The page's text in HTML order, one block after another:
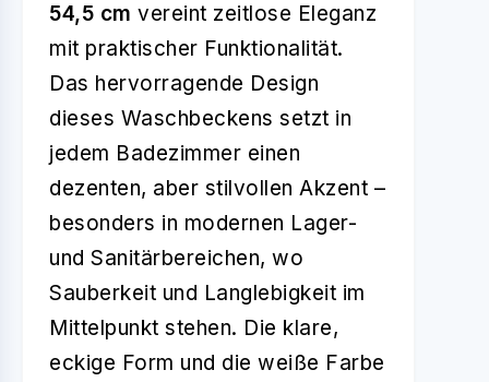
54,5 cm vereint zeitlose Eleganz
mit praktischer Funktionalität.
Das hervorragende Design
dieses Waschbeckens setzt in
jedem Badezimmer einen
dezenten, aber stilvollen Akzent –
besonders in modernen Lager-
und Sanitärbereichen, wo
Sauberkeit und Langlebigkeit im
Mittelpunkt stehen. Die klare,
eckige Form und die weiße Farbe